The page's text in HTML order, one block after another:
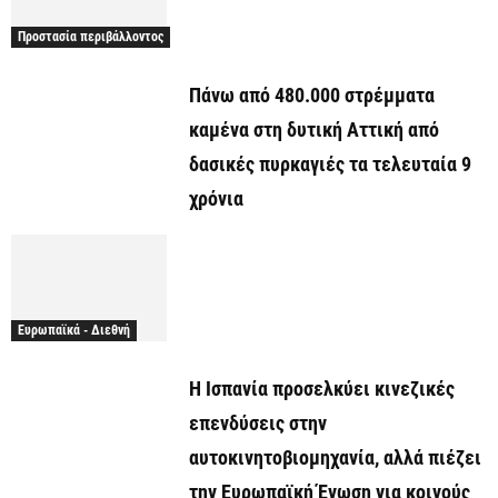
Προστασία περιβάλλοντος
Πάνω από 480.000 στρέμματα
καμένα στη δυτική Αττική από
δασικές πυρκαγιές τα τελευταία 9
χρόνια
Ευρωπαϊκά - Διεθνή
Η Ισπανία προσελκύει κινεζικές
επενδύσεις στην
αυτοκινητοβιομηχανία, αλλά πιέζει
την Ευρωπαϊκή Ένωση για κοινούς